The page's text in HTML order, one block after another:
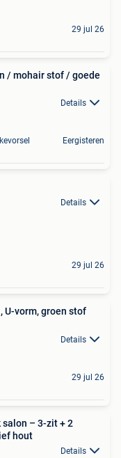
29 jul 26
/ mohair stof / goede
Details
Eergisteren
Details
29 jul 26
U-vorm, groen stof
Details
29 jul 26
– 3-zit + 2
hout
Details